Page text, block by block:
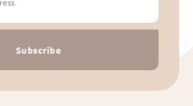
Subscribe